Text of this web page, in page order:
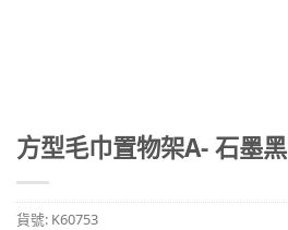
方型毛巾置物架A- 石墨黑
貨號: K60753